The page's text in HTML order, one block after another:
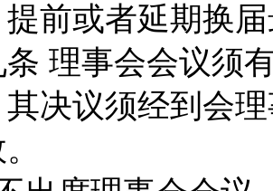
前或者延期换
理事会会议须
决议须经到会